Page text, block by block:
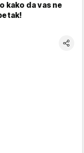
kako da vas ne